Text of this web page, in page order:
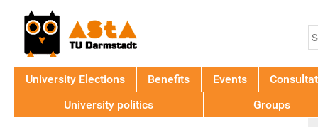
University Elections Benefits Events
University politics
Groups